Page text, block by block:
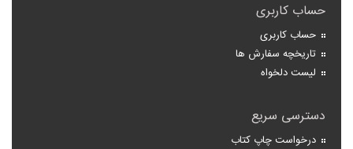
حساب کاربری
حساب کاربری
تاریخچه سفارش ها
لیست دلخواه
دسترسی سریع
درخواست چاپ کتاب